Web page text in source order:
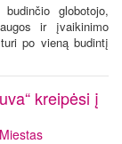
globotojo,
ir įvaikinimo
po vieną budintį
kreipėsi į
Miestas